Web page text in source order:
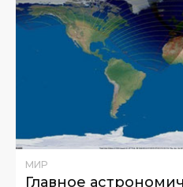
МИР
Главное